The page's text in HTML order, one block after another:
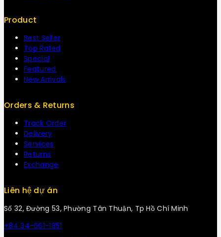
Product
Best Seller
Top Rated
Special
Featured
New Arrivals
Orders & Returns
Track Order
Delivery
Services
Returns
Exchange
Liên hệ dự án
Số 32, Đường 53, Phường Tân Thuận, Tp Hồ Chí Minh
+84 34-661-1851